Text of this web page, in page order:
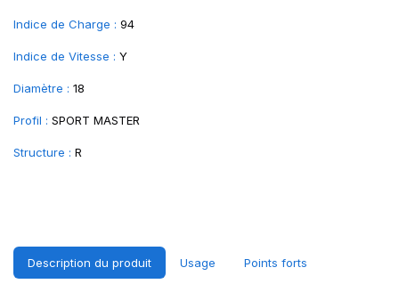
Indice de Charge : 94
Indice de Vitesse : Y
Diamètre : 18
Profil : SPORT MASTER
Structure : R
Description du produit Usage Points forts